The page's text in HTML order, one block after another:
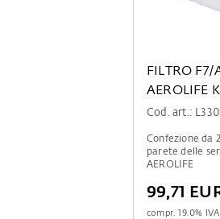
FILTRO F7/
AEROLIFE
Cod. art.:
Confezione da
parete delle
AEROLIFE
99,71
compr.19.0%